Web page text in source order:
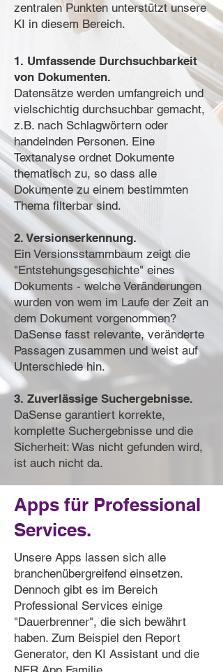
zentralen Punkten unterstützt unsere
KI in diesem Bereich.
1. Umfassende Durchsuchbarkeit
von Dokumenten.
Datensätze werden umfangreich und
vielschichtig durchsuchbar gemacht,
z.B. nach Schlagwörtern oder
handelnden Personen. Eine
Textanalyse ordnet Dokumente
thematisch zu, so dass alle
Dokumente zu einem bestimmten
Thema filterbar sind.
2. Versionserkennung.
Ein Versionsstammbaum zeigt die
"Entstehungsgeschichte" eines
Dokuments - welche Veränderungen
wurden von wem im Laufe der Zeit an
dem Dokument vorgenommen?
DaSense fasst relevante, veränderte
Passagen zusammen und weist auf
Unterschiede hin.
3. Zuverlässige Suchergebnisse.
DaSense garantiert korrekte,
komplette Suchergebnisse und die
Sicherheit: Was nicht gefunden wird,
ist auch nicht da.
Apps für Professional
Services.
Unsere Apps lassen sich alle
branchenübergreifend einsetzen.
Dennoch gibt es im Bereich
Professional Services einige
"Dauerbrenner", die sich bewährt
haben. Zum Beispiel den Report
Generator, den KI Assistant und die